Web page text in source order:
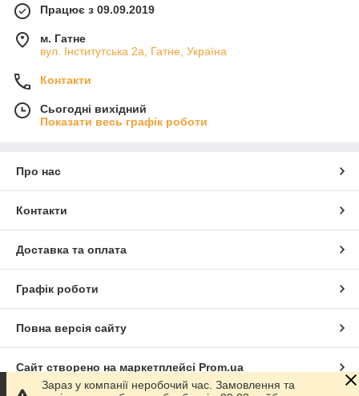
Працює з 09.09.2019
м. Гатне
вул. Інститутська 2а, Гатне, Україна
Контакти
Сьогодні вихідний
Показати весь графік роботи
Про нас
Контакти
Доставка та оплата
Графік роботи
Повна версія сайту
Сайт створено на маркетплейсі Prom.ua
Зараз у компанії неробочий час. Замовлення та